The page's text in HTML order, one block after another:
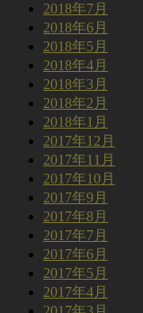
2018年7月
2018年6月
2018年5月
2018年4月
2018年3月
2018年2月
2018年1月
2017年12月
2017年11月
2017年10月
2017年9月
2017年8月
2017年7月
2017年6月
2017年5月
2017年4月